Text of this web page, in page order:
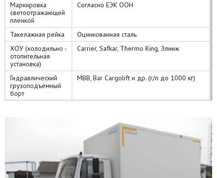
Маркировка
светоотражающей
пленкой
Согласно ЕЭК ООН
Такелажная рейка
Оцинкованная сталь
ХОУ (холодильно -
отопительная
установка)
Carrier, Safkar, Thermo King, Элинж
Гидравлический
грузоподъемный
борт
MBB, Bar Cargolift и др. (г/п до 1000 кг)